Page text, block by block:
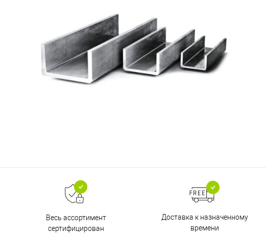
Весь ассортимент
сертифицирован
Доставка к назначенному
времени